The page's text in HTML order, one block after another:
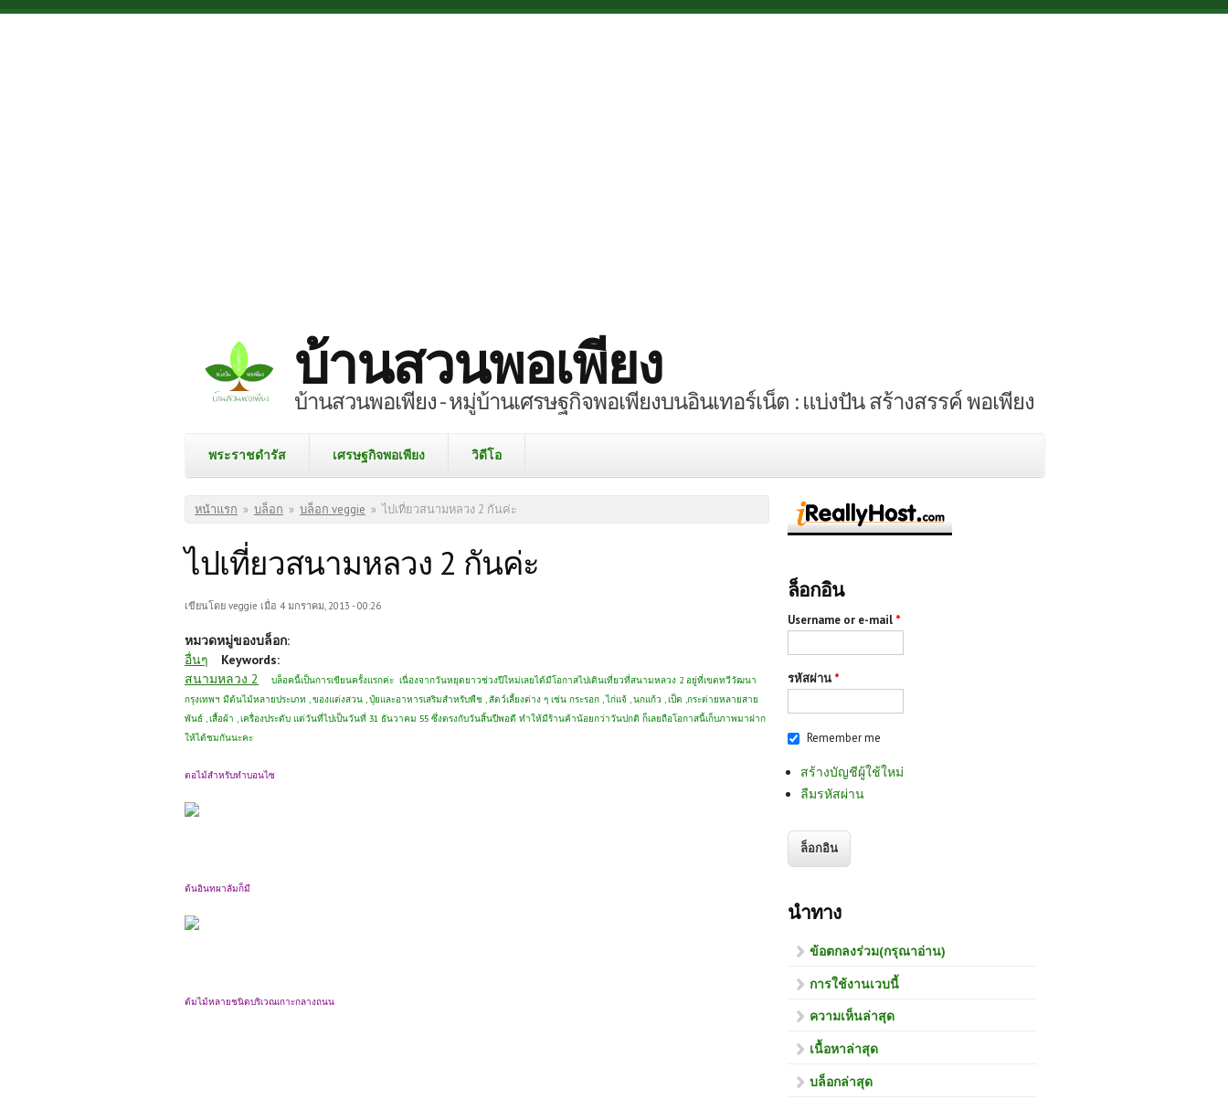
Skip to main content
บ้านสวนพอเพียง
บ้านสวนพอเพียง - หมู่บ้านเศรษฐกิจพอเพียงบนอินเทอร์เน็ต : แบ่งปัน สร้างสรรค์ พอเพียง
พระราชดำรัส เศรษฐกิจพอเพียง วิดีโอ
คุณอยู่ที่นี่
หน้าแรก » บล็อก » บล็อก veggie » ไปเที่ยวสนามหลวง 2 กันค่ะ
ไปเที่ยวสนามหลวง 2 กันค่ะ
เขียนโดย veggie เมื่อ 4 มกราคม, 2013 - 00:26
หมวดหมู่ของบล็อก:
อื่นๆ
Keywords:
สนามหลวง 2
บล็อคนี้เป็นการเขียนครั้งแรกค่ะ เนื่องจากวันหยุดยาวช่วงปีใหม่เลยได้มีโอกาสไปเดินเที่ยวที่สนามหลวง 2 อยู่ที่เขตทวีวัฒนา
กรุงเทพฯ มีต้นไม้หลายประเภท , ของแต่งสวน , ปุ๋ยและอาหารเสริมสำหรับพืช , สัตว์เลี้ยงต่าง ๆ เช่น กระรอก , ไก่แจ้ , นกแก้ว , เป็ด ,กระต่ายหลายสาย
พันธ์ , เสื้อผ้า , เครื่องประดับ แต่วันที่ไปเป็นวันที่ 31 ธันวาคม 55 ซึ่งตรงกับวันสิ้นปีพอดี ทำให้มีร้านค้าน้อยกว่าวันปกติ ก็เลยถือโอกาสนี้เก็บภาพมาฝาก
ให้ได้ชมกันนะคะ
ตอไม้สำหรับทำบอนไซ
ต้นอินทผาลัมก็มี
ต้มไม้หลายชนิดบริเวณเกาะกลางถนน
ล็อกอิน
Username or e-mail *
รหัสผ่าน *
Remember me
สร้างบัญชีผู้ใช้ใหม่
ลืมรหัสผ่าน
นำทาง
ข้อตกลงร่วม(กรุณาอ่าน)
การใช้งานเวบนี้
ความเห็นล่าสุด
เนื้อหาล่าสุด
บล็อกล่าสุด